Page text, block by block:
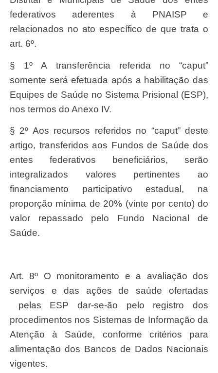
federativos aderentes à PNAISP e
relacionados no ato específico de que trata o
art. 6º.
§ 1º A transferência referida no “caput”
somente será efetuada após a habilitação das
Equipes de Saúde no Sistema Prisional (ESP),
nos termos do Anexo IV.
§ 2º Aos recursos referidos no “caput” deste
artigo, transferidos aos Fundos de Saúde dos
entes federativos beneficiários, serão
integralizados valores pertinentes ao
financiamento participativo estadual, na
proporção mínima de 20% (vinte por cento) do
valor repassado pelo Fundo Nacional de
Saúde.
Art. 8º O monitoramento e a avaliação dos
serviços e das ações de saúde ofertadas
pelas ESP dar-se-ão pelo registro dos
procedimentos nos Sistemas de Informação da
Atenção à Saúde, conforme critérios para
alimentação dos Bancos de Dados Nacionais
vigentes.